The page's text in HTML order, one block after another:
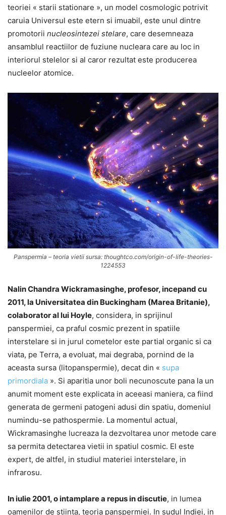
teoriei « starii stationare », un model cosmologic potrivit
caruia Universul este etern si imuabil, este unul dintre
promotorii nucleosintezei stelare, care desemneaza
ansamblul reactiilor de fuziune nucleara care au loc in
interiorul stelelor si al caror rezultat este producerea
nucleelor atomice.
Panspermia – teoria vietii sursa: thoughtco.com/origin-of-life-theories-
1224553
Nalin Chandra Wickramasinghe, profesor, incepand cu
2011, la Universitatea din Buckingham (Marea Britanie),
colaborator al lui Hoyle, considera, in sprijinul
panspermiei, ca praful cosmic prezent in spatiile
interstelare si in jurul cometelor este partial organic si ca
viata, pe Terra, a evoluat, mai degraba, pornind de la
aceasta sursa (litopanspermie), decat din « supa
primordiala ». Si aparitia unor boli necunoscute pana la un
anumit moment este explicata in aceeasi maniera, ca fiind
generata de germeni patogeni adusi din spatiu, domeniul
numindu-se pathospermie. La momentul actual,
Wickramasinghe lucreaza la dezvoltarea unor metode care
sa permita detectarea vietii in spatiul cosmic. El este
expert, de altfel, in studiul materiei interstelare, in
infrarosu.
In iulie 2001, o intamplare a repus in discutie, in lumea
oamenilor de stiinta, teoria panspermiei. In sudul Indiei, in